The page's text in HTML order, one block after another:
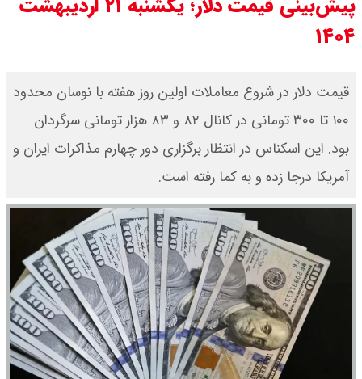
پیش‌بینی قیمت دلار؛ یکشنبه ۲۱ اردیبهشت
۱۴۰۴
قیمت دلار در شروع معاملات اولین روز هفته با نوسان محدود
۱۰۰ تا ۳۰۰ تومانی در کانال ۸۲ و ۸۳ هزار تومانی سرگردان
بود. این اسکناس در انتظار برگزاری دور چهارم مذاکرات ایران و
آمریکا درجا زده و به کما رفته است.